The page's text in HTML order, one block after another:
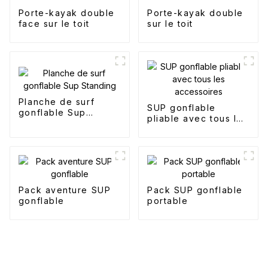
Porte-kayak double
face sur le toit
Porte-kayak double
sur le toit
Planche de surf
gonflable Sup
SUP gonflable
pliable avec tous les
Pack aventure SUP
gonflable
Pack SUP gonflable
portable